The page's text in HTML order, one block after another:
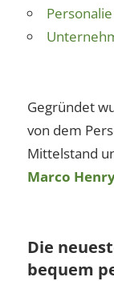
Personalie
Gegründet
von dem
Mittelstand
Marco
Die
bequem